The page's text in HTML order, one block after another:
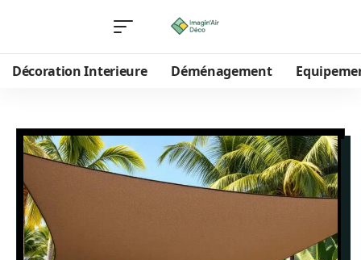
Décoration Interieure Déménagement